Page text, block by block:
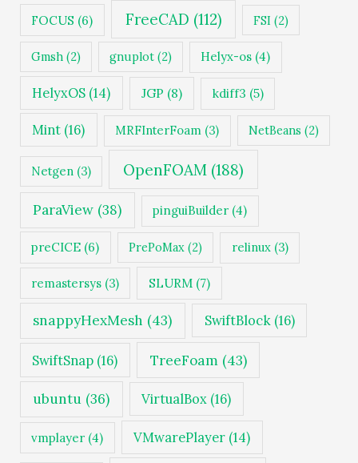
FOCUS (6) FreeCAD (112) FSI (2)
Gmsh(2) gnuplot(2) Helyx-os (4)
HelyxOS (14) JGP (8) kdiff3 (5)
Mint (16) MRFInterFoam (3) NetBeans (2)
Netgen(3) OpenFOAM (188)
ParaView (38) pinguiBuilder (4)
preCICE (6) PrePoMax (2) relinux(3)
remastersys(3) SLURM (7)
snappyHexMesh (43) SwiftBlock(16)
SwiftSnap (16) TreeFoam(43)
ubuntu (36) VirtualBox (16)
vmplayer (4) VMwarePlayer (14)